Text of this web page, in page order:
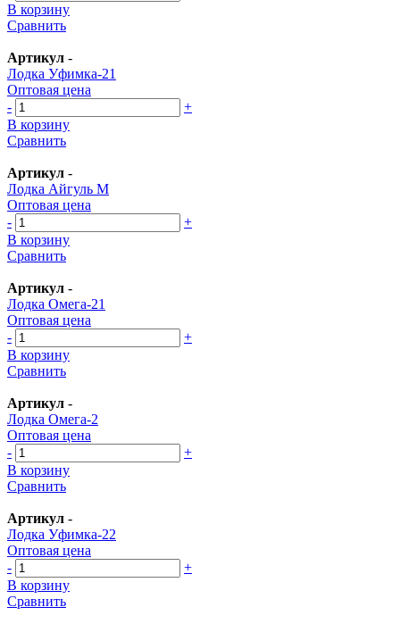
В корзину
Сравнить
Артикул -
Лодка Уфимка-21
Оптовая цена
-
+
В корзину
Сравнить
Артикул -
Лодка Айгуль М
Оптовая цена
-
+
В корзину
Сравнить
Артикул -
Лодка Омега-21
Оптовая цена
-
+
В корзину
Сравнить
Артикул -
Лодка Омега-2
Оптовая цена
-
+
В корзину
Сравнить
Артикул -
Лодка Уфимка-22
Оптовая цена
-
+
В корзину
Сравнить